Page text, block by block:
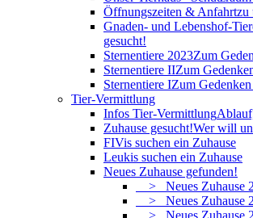
Öffnungszeiten & Anfahrtzu
Gnaden- und Lebenshof-
gesucht!
Sternentiere 2023Zum
Sternentiere IIZum
Sternentiere IZum
Tier-Vermittlung
Infos Tier-Vermittlung
Zuhause gesucht!Wer will
FIVis suchen ein Zuhause
Leukis suchen ein Zuhause
Neues Zuhause gefunden!
> Neues Zuhause
> Neues Zuhause
> Neues Zuhause